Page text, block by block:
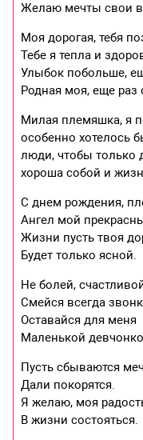
Желаю мечты свои
Моя дорогая, тебя
Тебе я тепла и
Улыбок побольше,
Родная моя, еще
Милая племяшка, я
особенно хотелось
люди, чтобы только
хороша собой и
С днем рождения,
Ангел мой
Жизни пусть твоя
Будет только ясной.
Не болей,
Смейся всегда
Оставайся для меня
Маленькой
Пусть сбываются
Дали покорятся.
Я желаю, моя
В жизни состояться.